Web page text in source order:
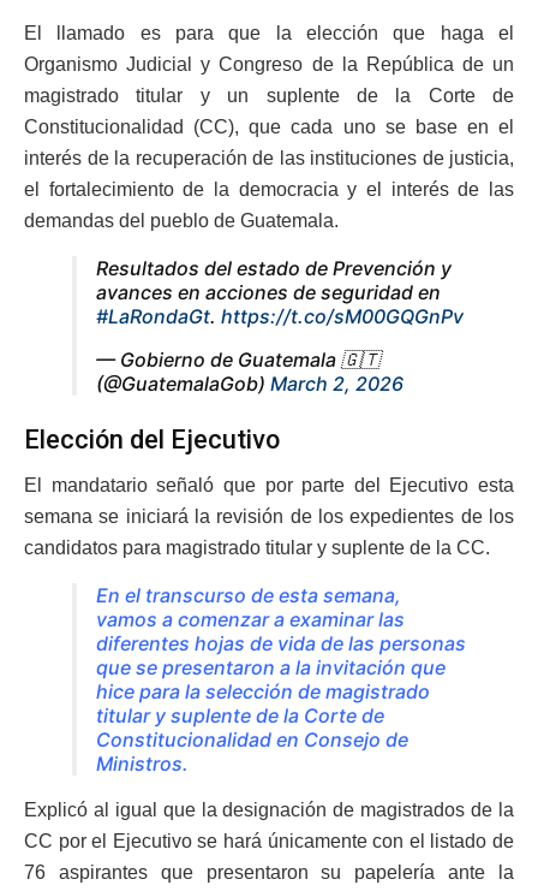
El llamado es para que la elección que haga el
Organismo Judicial y Congreso de la República de un
magistrado titular y un suplente de la Corte de
Constitucionalidad (CC), que cada uno se base en el
interés de la recuperación de las instituciones de justicia,
el fortalecimiento de la democracia y el interés de las
demandas del pueblo de Guatemala.
Resultados del estado de Prevención y
avances en acciones de seguridad en
#LaRondaGt. https://t.co/sM00GQGnPv
— Gobierno de Guatemala 🇬🇹
(@GuatemalaGob) March 2, 2026
Elección del Ejecutivo
El mandatario señaló que por parte del Ejecutivo esta
semana se iniciará la revisión de los expedientes de los
candidatos para magistrado titular y suplente de la CC.
En el transcurso de esta semana,
vamos a comenzar a examinar las
diferentes hojas de vida de las personas
que se presentaron a la invitación que
hice para la selección de magistrado
titular y suplente de la Corte de
Constitucionalidad en Consejo de
Ministros.
Explicó al igual que la designación de magistrados de la
CC por el Ejecutivo se hará únicamente con el listado de
76 aspirantes que presentaron su papelería ante la